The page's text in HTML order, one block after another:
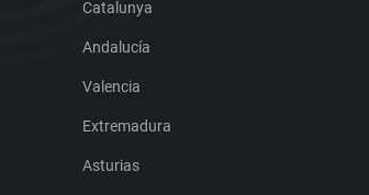
Catalunya
Andalucía
Valencia
Extremadura
Asturias